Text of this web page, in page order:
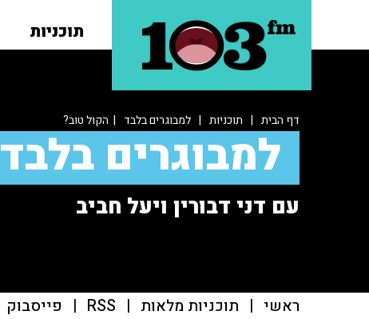
תוכניות
דף הבית | תוכניות | למבוגרים בלבד | הקול טוב?
למבוגרים בלבד
עם דני דבורין ויעל חביב
ראשי | תוכניות מלאות |
RSS
| פייסבוק